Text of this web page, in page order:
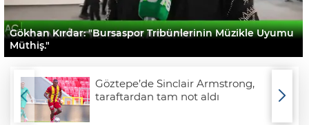
Gökhan Kırdar: "Bursaspor Tribünlerinin Müzikle Uyumu
Müthiş."
Göztepe’de Sinclair Armstrong,
taraftardan tam not aldı